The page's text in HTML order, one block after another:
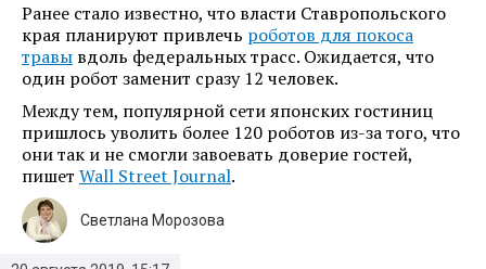
Ранее стало известно, что власти Ставропольского
края планируют привлечь роботов для покоса
травы вдоль федеральных трасс. Ожидается, что
один робот заменит сразу 12 человек.
Между тем, популярной сети японских гостиниц
пришлось уволить более 120 роботов из-за того, что
они так и не смогли завоевать доверие гостей,
пишет Wall Street Journal.
Светлана Морозова